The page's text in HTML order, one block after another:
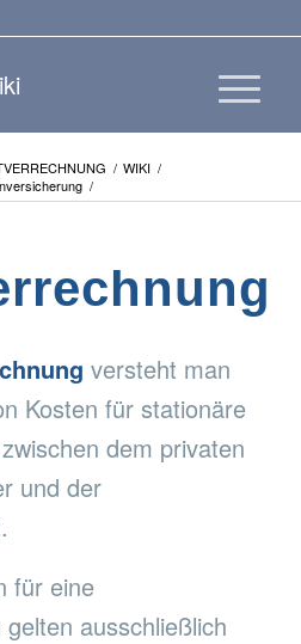
/ WIKI /
/
versteht man
Kosten für stationäre
dem privaten
und der
für eine
ausschließlich